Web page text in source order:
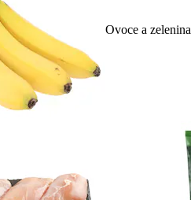
Ovoce a zelenina